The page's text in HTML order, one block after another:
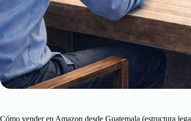
Cómo vender en Amazon desde Guatemala (estructura